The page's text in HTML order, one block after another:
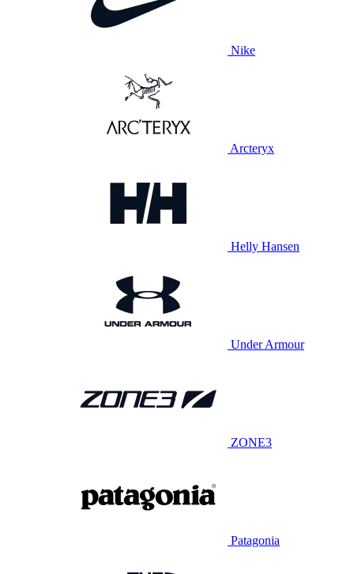
Nike
Arcteryx
Helly Hansen
Under Armour
ZONE3
Patagonia